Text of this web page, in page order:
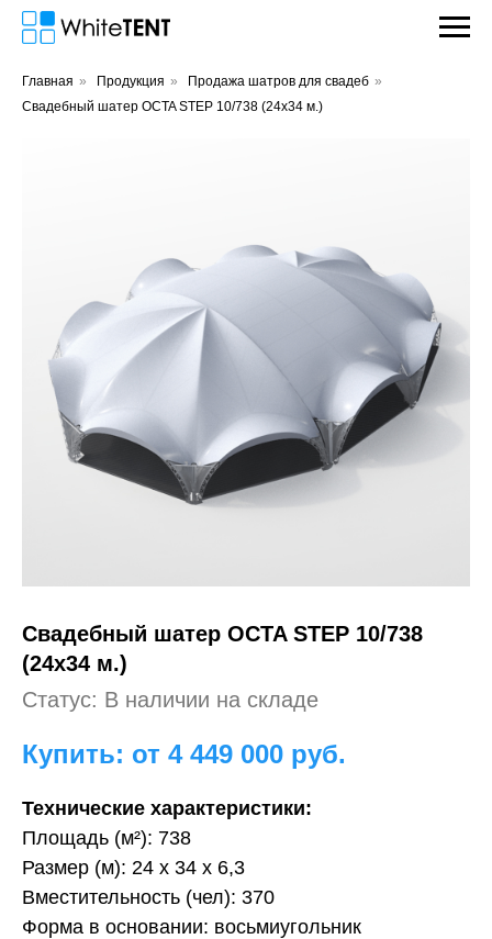
Главная » Продукция » Продажа шатров для свадеб »
Свадебный шатер OCTA STEP 10/738 (24х34 м.)
Свадебный шатер OCTA STEP 10/738
(24х34 м.)
Статус: В наличии на складе
Купить: от 4 449 000 руб.
Технические характеристики:
Площадь (м²): 738
Размер (м): 24 х 34 х 6,3
Вместительность (чел): 370
Форма в основании: восьмиугольник